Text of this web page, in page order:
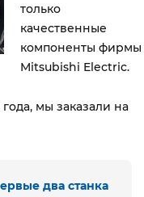
только
качественные
компоненты фирмы
Mitsubishi Electric.
мы заказали на
два станка